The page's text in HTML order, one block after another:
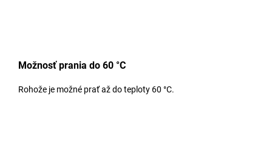
Možnosť prania do 60 °C
Rohože je možné prať až do teploty 60 °C.